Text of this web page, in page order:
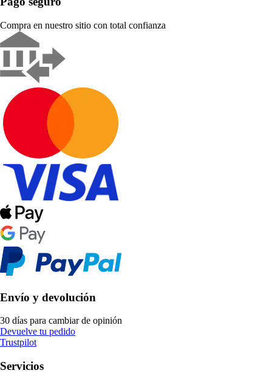
Compra en nuestro sitio con total confianza
Envío y devolución
30 días para cambiar de opinión
Devuelve tu pedido
Trustpilot
Servicios